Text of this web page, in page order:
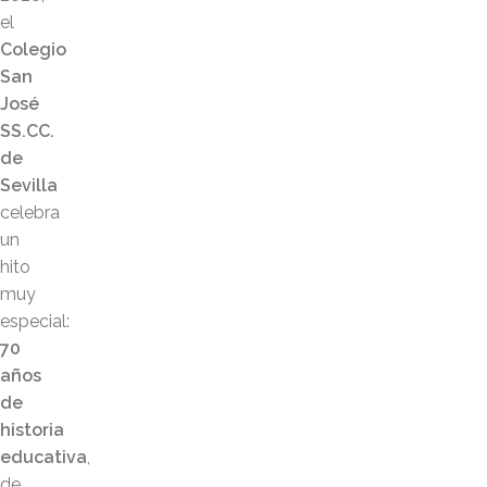
el
Colegio
San
José
SS.CC.
de
Sevilla
celebra
un
hito
muy
especial:
70
años
de
historia
educativa